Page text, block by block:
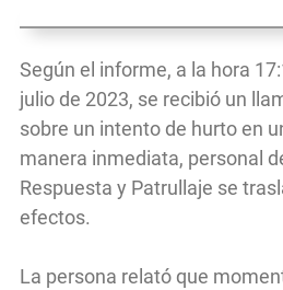
Según el informe, a la hora
julio de 2023, se recibió un
sobre un intento de hurto en
manera inmediata, personal
Respuesta y Patrullaje se
efectos.
La persona relató que